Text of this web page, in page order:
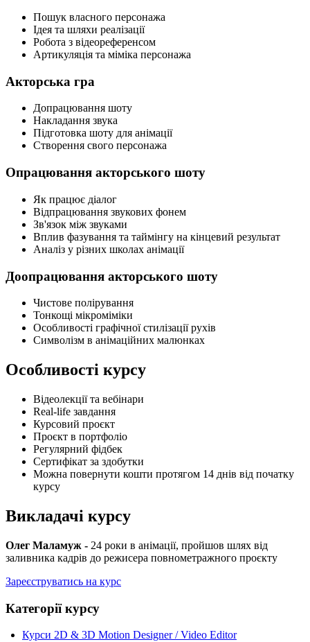
Пошук власного персонажа
Ідея та шляхи реалізації
Робота з відеореференсом
Артикуляція та міміка персонажа
Акторська гра
Допрацювання шоту
Накладання звука
Підготовка шоту для анімації
Створення свого персонажа
Опрацювання акторського шоту
Як працює діалог
Відпрацювання звукових фонем
Зв'язок між звуками
Вплив фазування та таймінгу на кінцевий результат
Аналіз у різних школах анімації
Доопрацювання акторського шоту
Чистове полірування
Тонкощі мікроміміки
Особливості графічної стилізації рухів
Символізм в анімаційних малюнках
Особливості курсу
Відеолекції та вебінари
Real-life завдання
Курсовий проєкт
Проєкт в портфоліо
Регулярний фідбек
Сертифікат за здобутки
Можна повернути кошти протягом 14 днів від початку
курсу
Викладачі курсу
Олег Маламуж - 24 роки в анімації, пройшов шлях від
заливника кадрів до режисера повнометражного проєкту
Зареєструватись на курс
Категорії курсу
Курси 2D & 3D Motion Designer / Video Editor